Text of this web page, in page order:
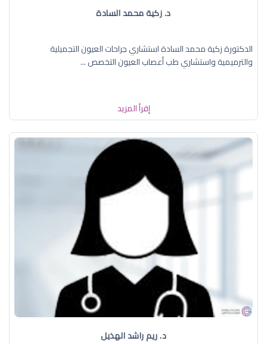
د. زكية محمد السادة
الدكتورة زكية محمد السادة استشاري جراحات العيون التجميلية
والترميمية واستشاري طب أعصاب العيون التخصص ...
إقرأ المزيد
د. ريم راشد الهذيل